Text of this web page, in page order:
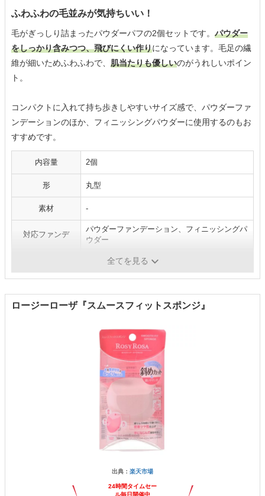
ふわふわの毛並みが気持ちいい！
毛がぎっしり詰まったパウダーパフの2個セットです。 パウダー
をしっかり含みつつ、飛びにくい作りになっています。毛足の繊
維が細いためふわふわで、 肌当たりも優しいのがうれしいポイン
ト。
コンパクトに入れて持ち歩きしやすいサイズ感で、パウダーファ
ンデーションのほか、フィニッシングパウダーに使用するのもお
すすめです。
内容量 2個
形 丸型
素材 -
対応ファンデ
パウダーファンデーション、フィニッシングパ
ウダー
全てを見る
ロージーローザ『スムースフィットスポンジ』
出典： 楽天市場
24時間タイムセー